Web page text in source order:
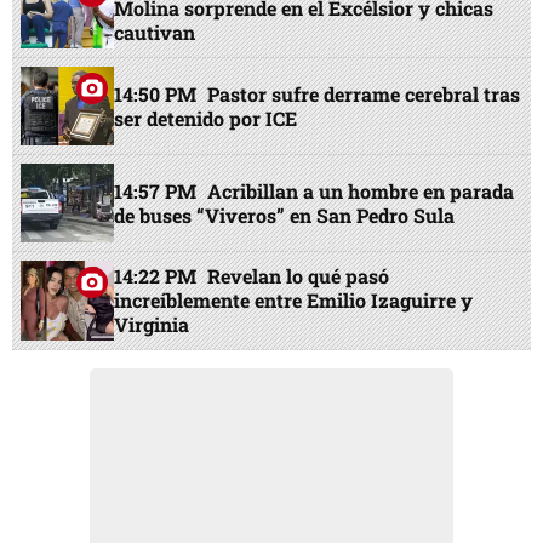
Molina sorprende en el Excélsior y chicas
cautivan
14:50 PM Pastor sufre derrame cerebral tras
ser detenido por ICE
14:57 PM Acribillan a un hombre en parada
de buses “Viveros” en San Pedro Sula
14:22 PM Revelan lo qué pasó
increíblemente entre Emilio Izaguirre y
Virginia